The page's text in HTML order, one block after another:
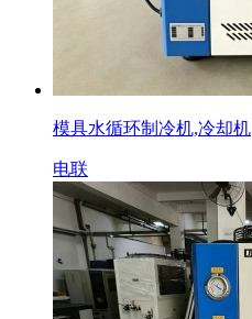
模具水循环制冷机,冷却机
电联